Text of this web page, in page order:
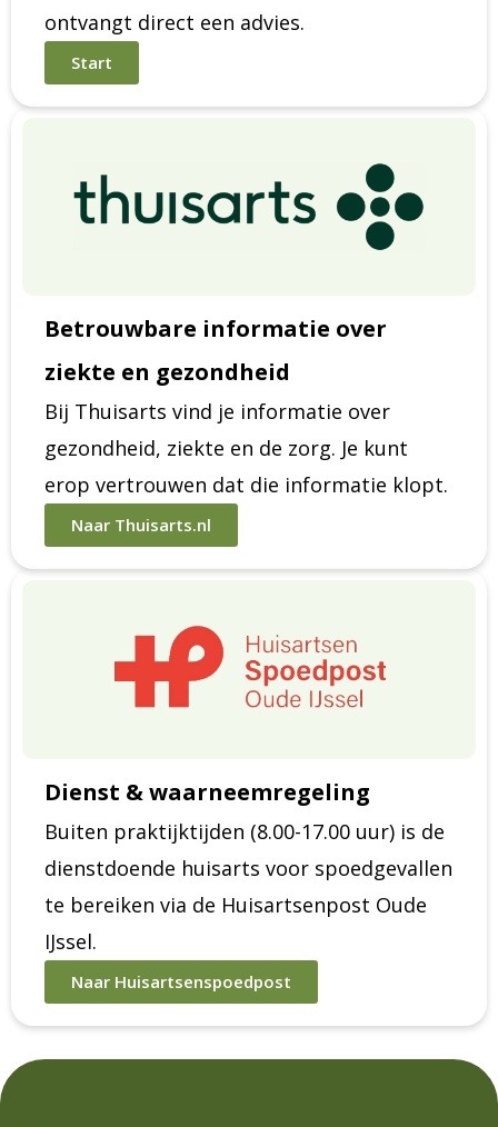
ontvangt direct een advies.
Start
Betrouwbare informatie over
ziekte en gezondheid
Bij Thuisarts vind je informatie over
gezondheid, ziekte en de zorg. Je kunt
erop vertrouwen dat die informatie klopt.
Naar Thuisarts.nl
Dienst & waarneemregeling
Buiten praktijktijden (8.00-17.00 uur) is de
dienstdoende huisarts voor spoedgevallen
te bereiken via de Huisartsenpost Oude
IJssel.
Naar Huisartsenspoedpost